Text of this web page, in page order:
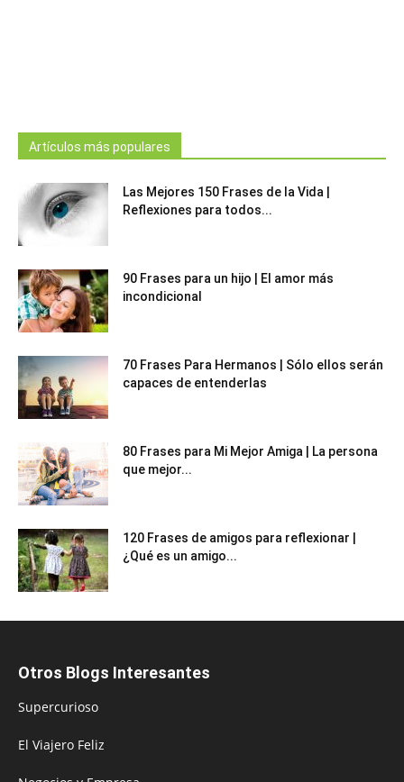
Artículos más populares
Las Mejores 150 Frases de la Vida |
Reflexiones para todos...
90 Frases para un hijo | El amor más
incondicional
70 Frases Para Hermanos | Sólo ellos serán
capaces de entenderlas
80 Frases para Mi Mejor Amiga | La persona
que mejor...
120 Frases de amigos para reflexionar |
¿Qué es un amigo...
Otros Blogs Interesantes
Supercurioso
El Viajero Feliz